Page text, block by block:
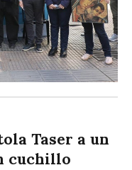
Taser a un
cuchillo